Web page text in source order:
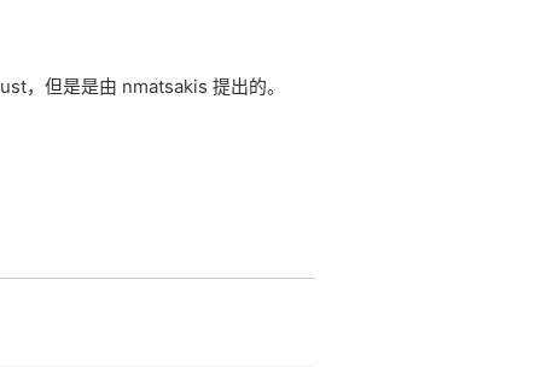
，但是是由 nmatsakis 提出的。